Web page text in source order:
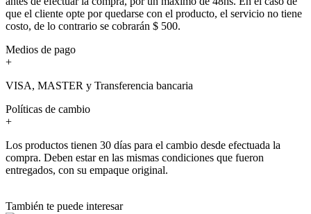
que el cliente opte por quedarse con el producto, el servicio no tiene
costo, de lo contrario se cobrarán $ 500.
Medios de pago
+
VISA, MASTER y Transferencia bancaria
Políticas de cambio
+
Los productos tienen 30 días para el cambio desde efectuada la
compra. Deben estar en las mismas condiciones que fueron
entregados, con su empaque original.
También te puede interesar